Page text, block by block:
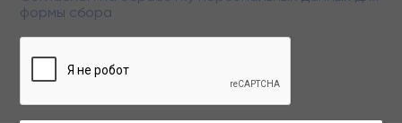
Заполняя данную форму вы даете свое согласие на обработку
персональных данных
формы сбора